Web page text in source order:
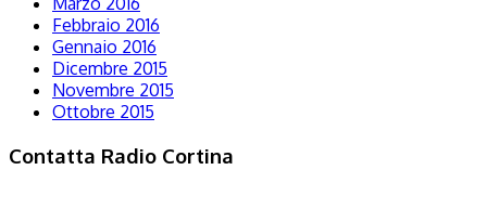
Febbraio 2016
Gennaio 2016
Dicembre 2015
Novembre 2015
Ottobre 2015
Contatta Radio Cortina